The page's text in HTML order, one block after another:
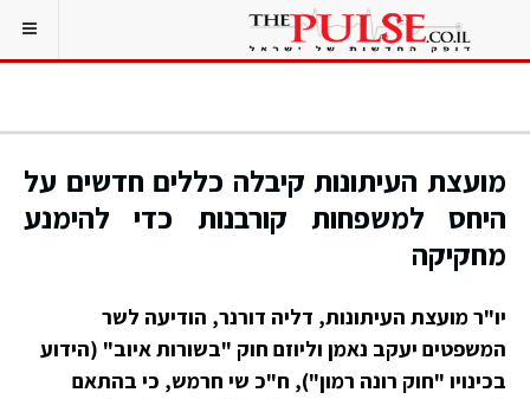
מועצת העיתונות קיבלה כללים חדשים על
היחס למשפחות קורבנות כדי להימנע
מחקיקה
יו"ר מועצת העיתונות, דליה דורנר, הודיעה לשר
המשפטים יעקב נאמן וליוזם חוק "בשורות איוב" (הידוע
בכינויו "חוק רונה רמון"), ח"כ שי חרמש, כי בהתאם